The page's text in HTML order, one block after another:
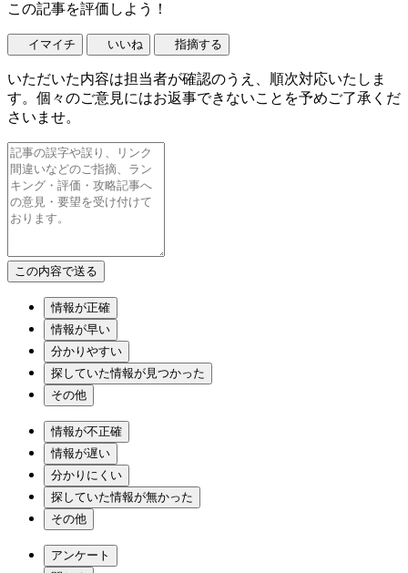
この記事を評価しよう！
イマイチ いいね 指摘する
いただいた内容は担当者が確認のうえ、順次対応いたしま
す。個々のご意見にはお返事できないことを予めご了承くだ
さいませ。
情報が正確
情報が早い
分かりやすい
探していた情報が見つかった
その他
情報が不正確
情報が遅い
分かりにくい
探していた情報が無かった
その他
アンケート